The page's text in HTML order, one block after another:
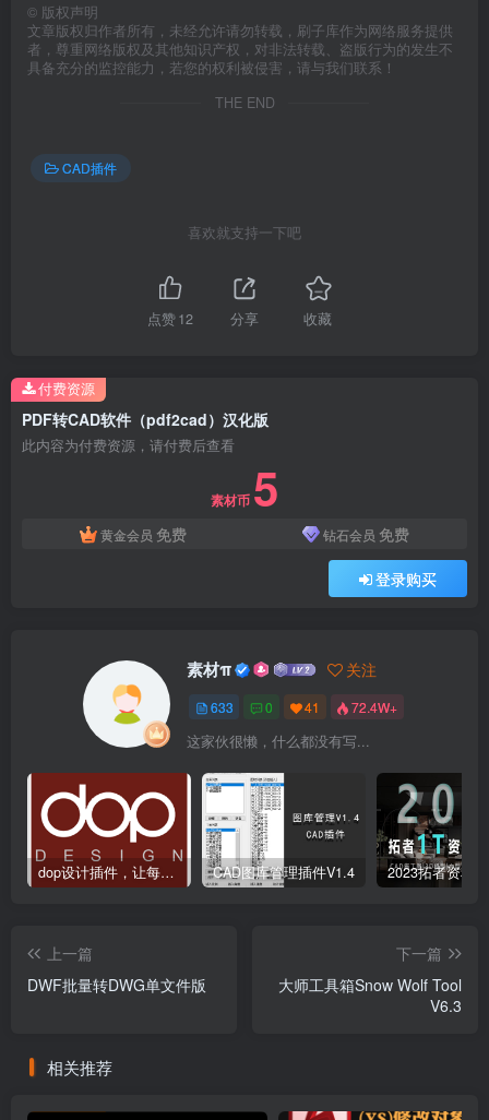
© 版权声明
文章版权归作者所有，未经允许请勿转载，刷子库作为网络服务提供
者，尊重网络版权及其他知识产权，对非法转载、盗版行为的发生不
具备充分的监控能力，若您的权利被侵害，请与我们联系！
THE END
CAD插件
喜欢就支持一下吧
点赞12 分享 收藏
PDF转CAD软件（pdf2cad）汉化版
此内容为付费资源，请付费后查看
素材币 5
黄金会员 免费 钻石会员 免费
登录购买
付费资源
素材π 关注
633 0 41 72.4W+
这家伙很懒，什么都没有写...
dop设计插件，让每个设计师都能享受到CAD制图的乐趣 CAD图库管理插件V1.4
上一篇
DWF批量转DWG单文件版
下一篇
大师工具箱Snow Wolf Tool
V6.3
相关推荐